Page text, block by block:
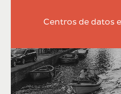
Centros de datos